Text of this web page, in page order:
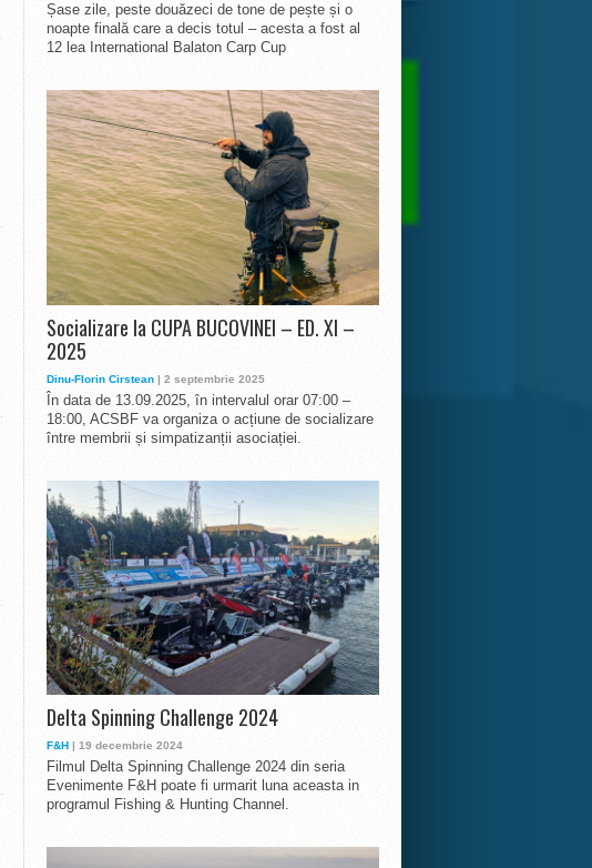
Șase zile, peste douăzeci de tone de pește și o
noapte finală care a decis totul – acesta a fost al
12 lea International Balaton Carp Cup
Socializare la CUPA BUCOVINEI – ED. XI –
2025
Dinu-Florin Cirstean | 2 septembrie 2025
În data de 13.09.2025, în intervalul orar 07:00 –
18:00, ACSBF va organiza o acțiune de socializare
între membrii și simpatizanții asociației.
Delta Spinning Challenge 2024
F&H | 19 decembrie 2024
Filmul Delta Spinning Challenge 2024 din seria
Evenimente F&H poate fi urmarit luna aceasta in
programul Fishing & Hunting Channel.